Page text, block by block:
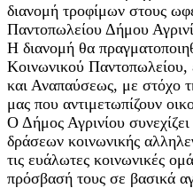
διανομή τροφίμων στους
Παντοπωλείου Δήμου
Η διανομή θα
Κοινωνικού Παντοπωλείου,
και Αναπαύσεως, με στόχο
μας που αντιμετωπίζουν
Ο Δήμος Αγρινίου
δράσεων κοινωνικής
τις ευάλωτες κοινωνικές
πρόσβασή τους σε βασικά